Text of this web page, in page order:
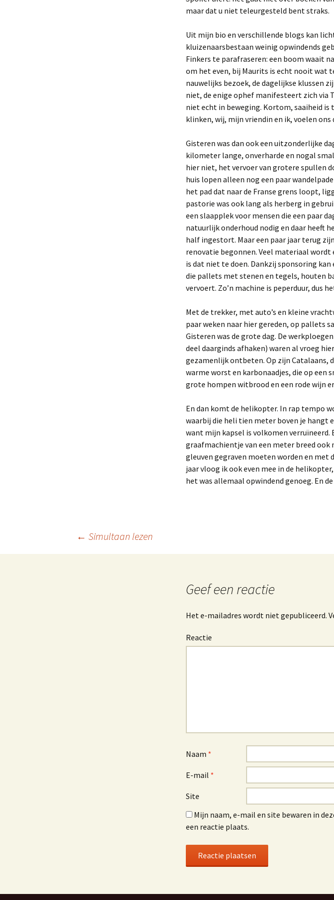
maar dat u niet teleurgesteld bent straks.
Uit mijn bio en verschillende blogs kan
kluizenaarsbestaan weinig opwindends
Finkers te parafraseren: een boom waait
om het even, bij Maurits is echt nooit wat
nauwelijks bezoek, de dagelijkse klussen
niet, de enige ophef manifesteert zich via
niet echt in beweging. Kortom, saaiheid is
klinken, wij, mijn vriendin en ik, voelen ons
Gisteren was dan ook een uitzonderlijke
kilometer lange, onverharde en nogal
hier niet, het vervoer van grotere spullen
huis lopen alleen nog een paar
het pad dat naar de Franse grens loopt,
pastorie was ook lang als herberg in
een slaapplek voor mensen die een paar
natuurlijk onderhoud nodig en daar heeft
half ingestort. Maar een paar jaar terug
renovatie begonnen. Veel materiaal
is dat niet te doen. Dankzij sponsoring
die pallets met stenen en tegels, houten
vervoert. Zo’n machine is peperduur, dus
Met de trekker, met auto’s en kleine
paar weken naar hier gereden, op pallets
Gisteren was de grote dag. De
deel daarginds afhaken) waren al vroeg
gezamenlijk ontbeten. Op zijn Catalaans,
warme worst en karbonaadjes, die op een
grote hompen witbrood en een rode wijn
En dan komt de helikopter. In rap tempo
waarbij die heli tien meter boven je hangt
want mijn kapsel is volkomen verruïneerd.
graafmachientje van een meter breed
gleuven gegraven moeten worden en met
jaar vloog ik ook even mee in de
het was allemaal opwindend genoeg. En
Berichtnavigatie
← Simultaan lezen
Geef een reactie
Het e-mailadres wordt niet gepubliceerd.
Reactie
Naam *
E-mail *
Site
Mijn naam, e-mail en site bewaren in
een reactie plaats.